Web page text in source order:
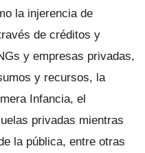
la injerencia de
de créditos y
y empresas privadas,
y recursos, la
Infancia, el
privadas mientras
la pública, entre otras